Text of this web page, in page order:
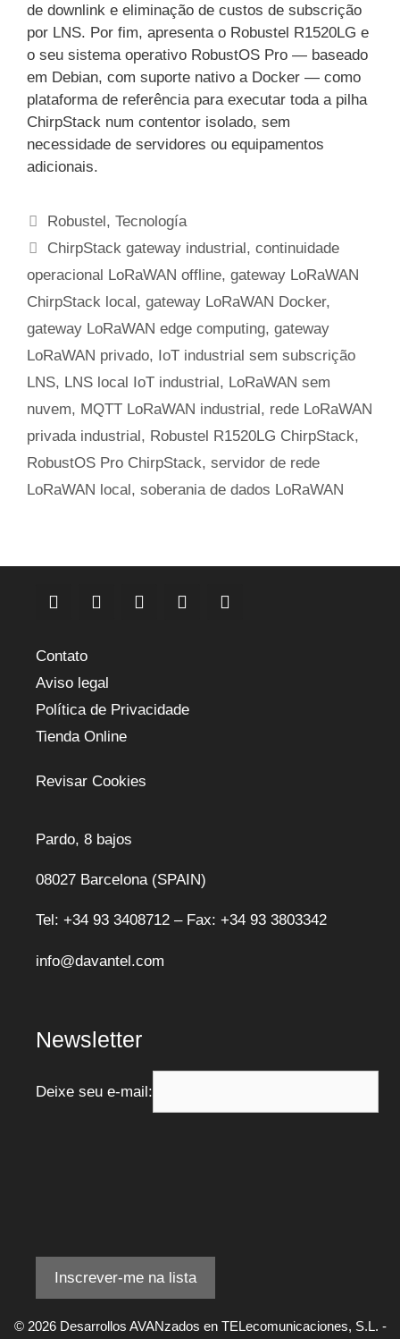
de downlink e eliminação de custos de subscrição
por LNS. Por fim, apresenta o Robustel R1520LG e
o seu sistema operativo RobustOS Pro — baseado
em Debian, com suporte nativo a Docker — como
plataforma de referência para executar toda a pilha
ChirpStack num contentor isolado, sem
necessidade de servidores ou equipamentos
adicionais.
Categorias
Robustel,Tecnología
Etiquetas
ChirpStack gateway industrial,continuidade
operacional LoRaWAN offline, gateway LoRaWAN
ChirpStack local, gateway LoRaWAN Docker,
gateway LoRaWAN edge computing, gateway
LoRaWAN privado, IoT industrial sem subscrição
LNS, LNS local IoT industrial, LoRaWAN sem
nuvem, MQTT LoRaWAN industrial, rede LoRaWAN
privada industrial, Robustel R1520LG ChirpStack,
RobustOS Pro ChirpStack, servidor de rede
LoRaWAN local, soberania de dados LoRaWAN
Contato
Aviso legal
Política de Privacidade
Tienda Online
Revisar Cookies
Pardo, 8 bajos
08027 Barcelona (SPAIN)
Tel: +34 93 3408712 – Fax: +34 93 3803342
info@davantel.com
Newsletter
Deixe seu e-mail:
© 2026 Desarrollos AVANzados en TELecomunicaciones, S.L. -